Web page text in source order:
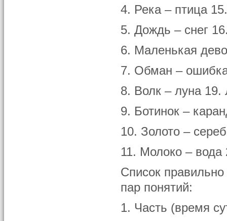
4. Река – птица
5. Дождь – снег
6. Маленькая
7. Обман –
8. Волк – луна
9. Ботинок –
10. Золото –
11. Молоко – вода
Список
пар понятий:
1. Часть (время